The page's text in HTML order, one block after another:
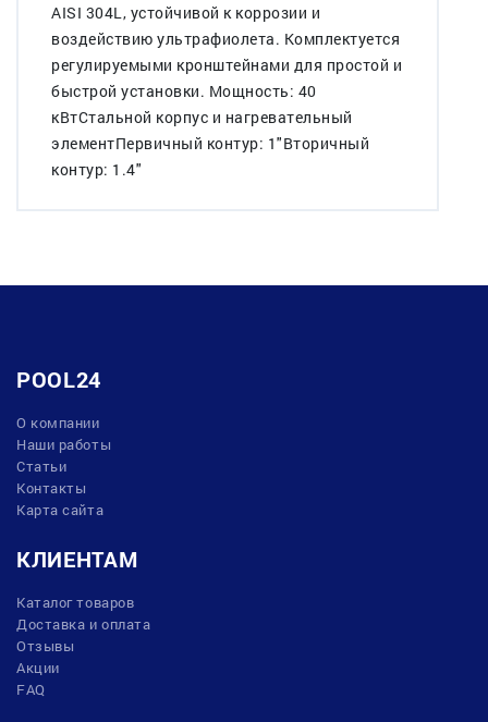
AISI 304L, устойчивой к коррозии и
воздействию ультрафиолета. Комплектуется
регулируемыми кронштейнами для простой и
быстрой установки. Мощность: 40
кВтСтальной корпус и нагревательный
элементПервичный контур: 1"Вторичный
контур: 1.4"
POOL24
О компании
Наши работы
Статьи
Контакты
Карта сайта
КЛИЕНТАМ
Каталог товаров
Доставка и оплата
Отзывы
Акции
FAQ